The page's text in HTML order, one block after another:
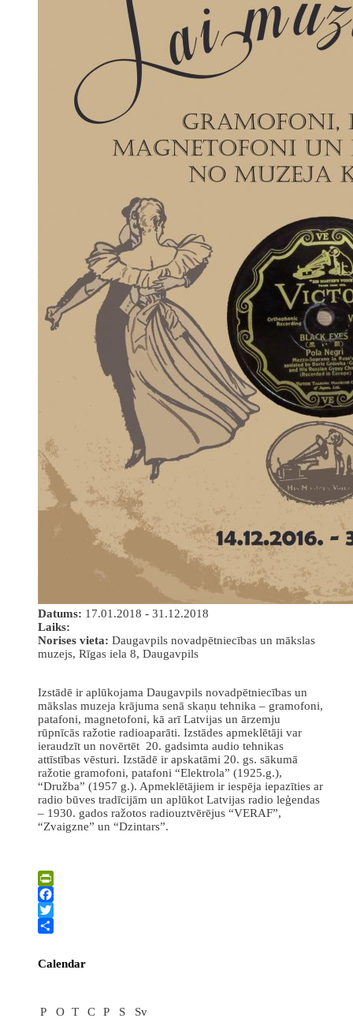
Datums: 17.01.2018 - 31.12.2018
Laiks:
Norises vieta: Daugavpils novadpētniecības un mākslas
muzejs, Rīgas iela 8, Daugavpils
Izstādē ir aplūkojama Daugavpils novadpētniecības un
mākslas muzeja krājuma senā skaņu tehnika – gramofoni,
patafoni, magnetofoni, kā arī Latvijas un ārzemju
rūpnīcās ražotie radioaparāti. Izstādes apmeklētāji var
ieraudzīt un novērtēt 20. gadsimta audio tehnikas
attīstības vēsturi. Izstādē ir apskatāmi 20. gs. sākumā
ražotie gramofoni, patafoni “Elektrola” (1925.g.),
“Družba” (1957 g.). Apmeklētājiem ir iespēja iepazīties ar
radio būves tradīcijām un aplūkot Latvijas radio leģendas
– 1930. gados ražotos radiouztvērējus “VERAF”,
“Zvaigzne” un “Dzintars”.
PrintFriendly
Facebook
Twitter
Calendar
P
O T C P S
Sv